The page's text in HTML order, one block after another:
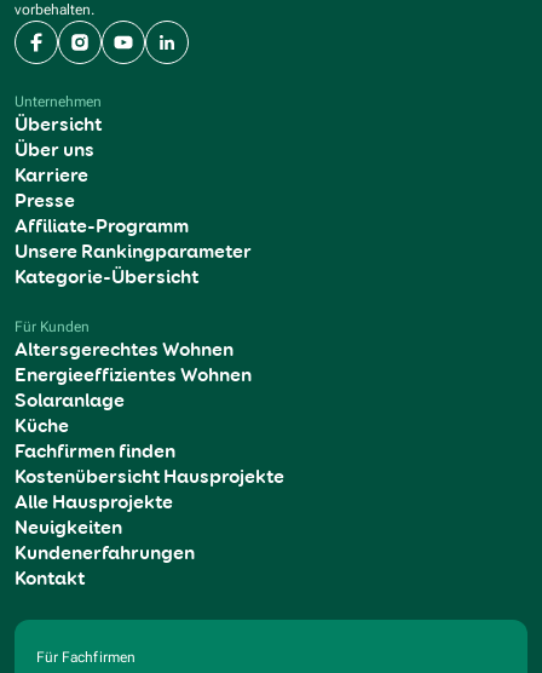
vorbehalten.
FacebookInstagram
YouTubeLinkedIn
Unternehmen
Übersicht
Über uns
Karriere
Presse
Affiliate-Programm
Unsere Rankingparameter
Kategorie-Übersicht
Für Kunden
Altersgerechtes Wohnen
Energieeffizientes Wohnen
Solaranlage
Küche
Fachfirmen finden
Kostenübersicht Hausprojekte
Alle Hausprojekte
Neuigkeiten
Kundenerfahrungen
Kontakt
Für Fachfirmen